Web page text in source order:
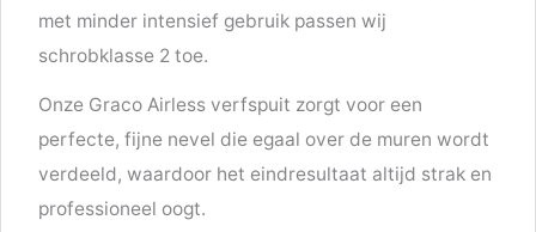
met minder intensief gebruik passen wij
schrobklasse 2 toe.
Onze Graco Airless verfspuit zorgt voor een
perfecte, fijne nevel die egaal over de muren wordt
verdeeld, waardoor het eindresultaat altijd strak en
professioneel oogt.